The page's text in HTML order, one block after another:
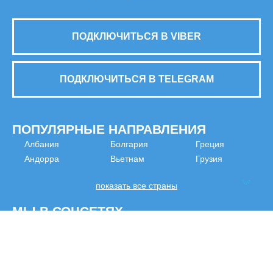
ПОДКЛЮЧИТЬСЯ В VIBER
ПОДКЛЮЧИТЬСЯ В TELEGRAM
ПОПУЛЯРНЫЕ НАПРАВЛЕНИЯ
Албания
Андорра
Болгария
Вьетнам
Греция
Грузия
показать все страны
МЫ В СОЦСЕТЯХ